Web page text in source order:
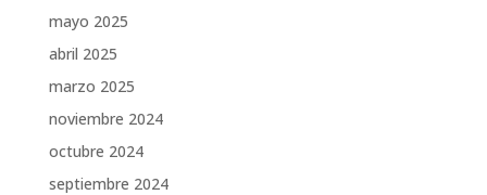
mayo 2025
abril 2025
marzo 2025
noviembre 2024
octubre 2024
septiembre 2024